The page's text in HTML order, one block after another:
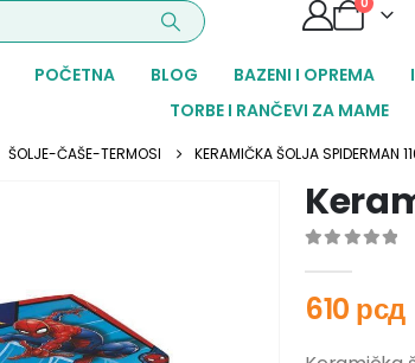
POČETNA BLOG BAZENI I OPREMA
TORBE I RANČEVI ZA MAME
ŠOLJE-ČAŠE-TERMOSI KERAMIČKA ŠOLJA SPIDERMAN
610 рсд